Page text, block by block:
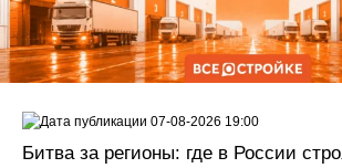
Битва за регионы: где в России
07-08-2026 19:00